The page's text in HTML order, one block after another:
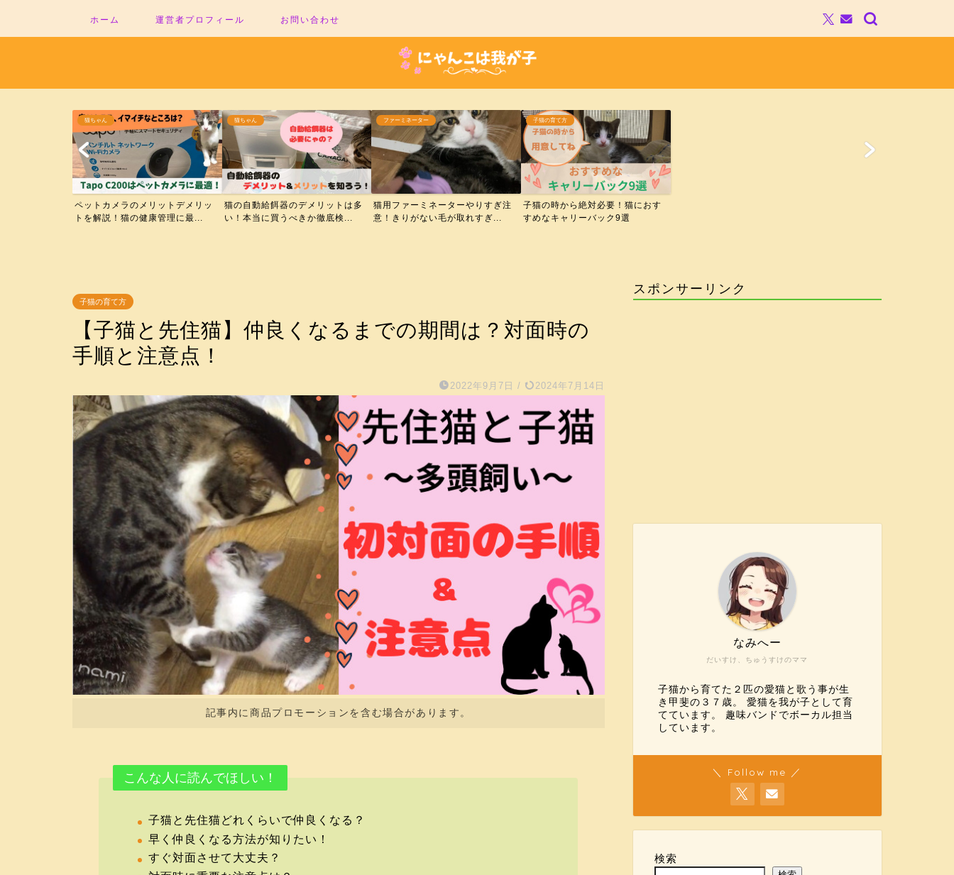
ホーム 運営者プロフィール お問い合わせ
猫ちゃん
ペットカメラのメリットデメリッ
トを解説！猫の健康管理に最...
猫ちゃん
猫の自動給餌器のデメリットは多
い！本当に買うべきか徹底検...
ファーミネーター
猫用ファーミネーターやりすぎ注
意！きりがない毛が取れすぎ...
子猫の育て方
子猫の時から絶対必要！猫におす
すめなキャリーバック9選
子猫の育て方
【子猫と先住猫】仲良くなるまでの期間は？対面時の
手順と注意点！
2022年9月7日 / 2024年7月14日
記事内に商品プロモーションを含む場合があります。
こんな人に読んでほしい！
子猫と先住猫どれくらいで仲良くなる？
早く仲良くなる方法が知りたい！
すぐ対面させて大丈夫？
スポンサーリンク
だいすけ、ちゅうすけのママ
なみへー
子猫から育てた２匹の愛猫と歌う事が生
き甲斐の３７歳。 愛猫を我が子として育
てています。 趣味バンドでボーカル担当
しています。
＼ Follow me ／
検索